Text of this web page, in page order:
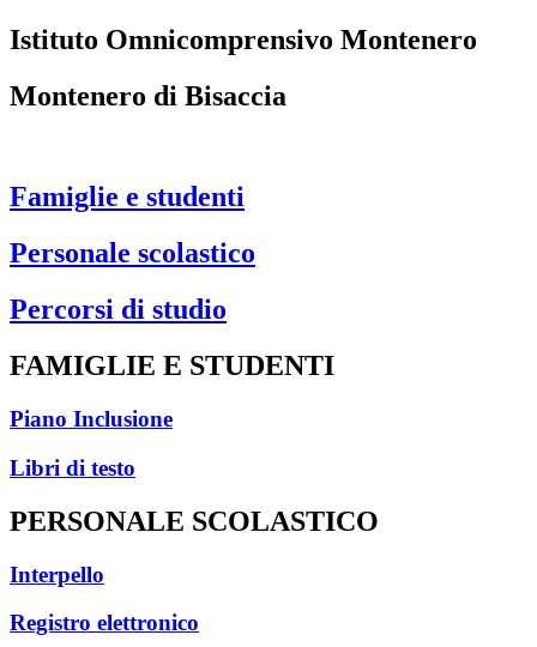
Istituto Omnicomprensivo Montenero
Montenero di Bisaccia
Famiglie e studenti
Personale scolastico
Percorsi di studio
FAMIGLIE E STUDENTI
Piano Inclusione
Libri di testo
PERSONALE SCOLASTICO
Interpello
Registro elettronico